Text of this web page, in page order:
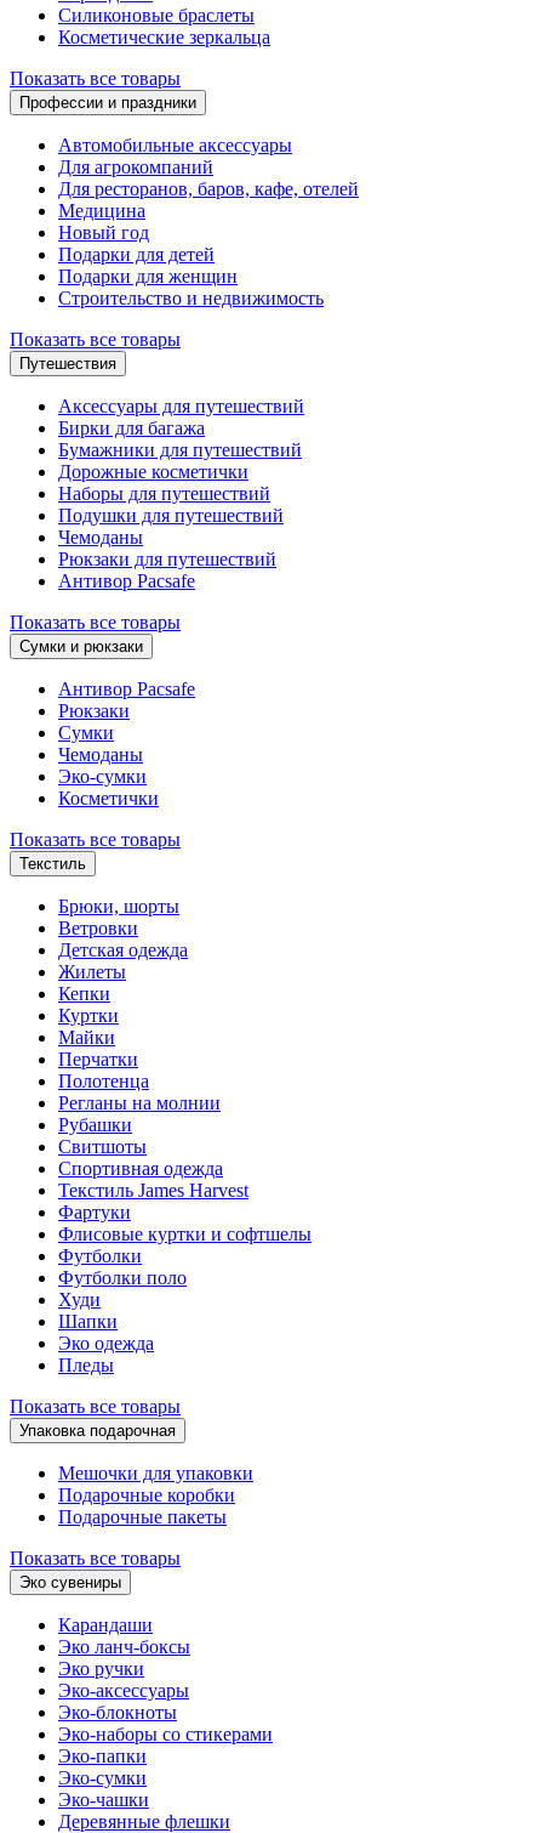
Силиконовые браслеты
Косметические зеркальца
Показать все товары
Профессии и праздники
Автомобильные аксессуары
Для агрокомпаний
Для ресторанов, баров, кафе, отелей
Медицина
Новый год
Подарки для детей
Подарки для женщин
Строительство и недвижимость
Показать все товары
Путешествия
Аксессуары для путешествий
Бирки для багажа
Бумажники для путешествий
Дорожные косметички
Наборы для путешествий
Подушки для путешествий
Чемоданы
Рюкзаки для путешествий
Антивор Pacsafe
Показать все товары
Сумки и рюкзаки
Антивор Pacsafe
Рюкзаки
Сумки
Чемоданы
Эко-сумки
Косметички
Показать все товары
Текстиль
Брюки, шорты
Ветровки
Детская одежда
Жилеты
Кепки
Куртки
Майки
Перчатки
Полотенца
Регланы на молнии
Рубашки
Свитшоты
Спортивная одежда
Текстиль James Harvest
Фартуки
Флисовые куртки и софтшелы
Футболки
Футболки поло
Худи
Шапки
Эко одежда
Пледы
Показать все товары
Упаковка подарочная
Мешочки для упаковки
Подарочные коробки
Подарочные пакеты
Показать все товары
Эко сувениры
Карандаши
Эко ланч-боксы
Эко ручки
Эко-аксессуары
Эко-блокноты
Эко-наборы со стикерами
Эко-папки
Эко-сумки
Эко-чашки
Деревянные флешки